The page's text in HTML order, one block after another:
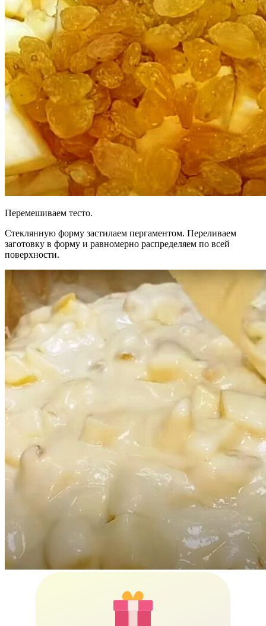
Перемешиваем тесто.
Стеклянную форму застилаем пергаментом. Переливаем
заготовку в форму и равномерно распределяем по всей
поверхности.